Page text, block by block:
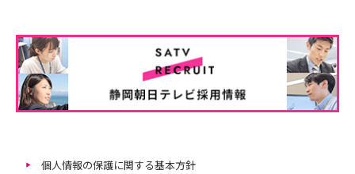
個人情報の保護に関する基本方針